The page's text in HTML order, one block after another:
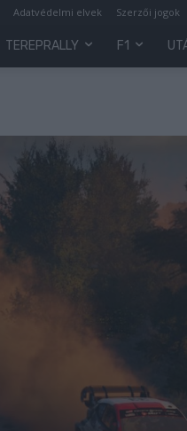
Adatvédelmi elvek Szerzői jogok
TEREPRALLY F1